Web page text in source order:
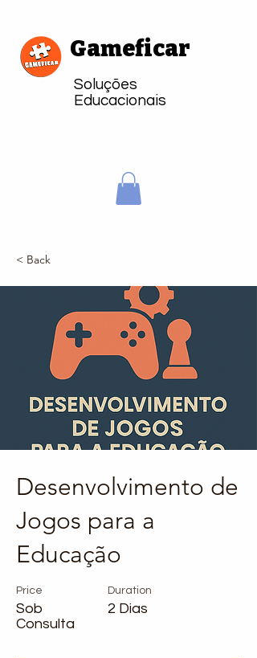
Gameficar
Soluções
Educacionais
< Back
Desenvolvimento de
Jogos para a
Educação
Price
Sob
Consulta
Duration
2 Dias